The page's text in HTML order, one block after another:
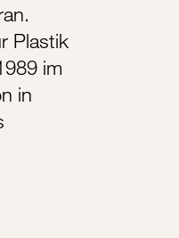
Plastik
im
in